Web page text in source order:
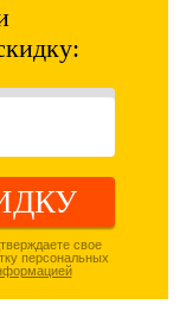
свое
персональных